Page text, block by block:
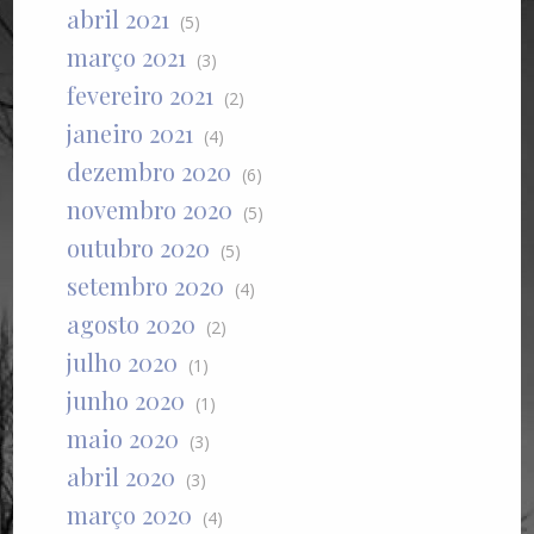
abril 2021 (5)
março 2021 (3)
fevereiro 2021 (2)
janeiro 2021 (4)
dezembro 2020 (6)
novembro 2020 (5)
outubro 2020 (5)
setembro 2020 (4)
agosto 2020 (2)
julho 2020 (1)
junho 2020 (1)
maio 2020 (3)
abril 2020 (3)
março 2020 (4)